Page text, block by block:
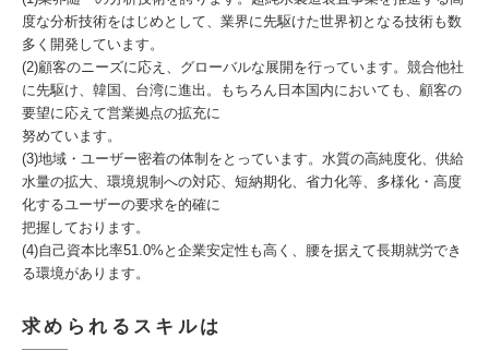
度な分析技術をはじめとして、業界に先駆けた世界初となる技術も数
多く開発しています。
(2)顧客のニーズに応え、グローバルな展開を行っています。競合他社
に先駆け、韓国、台湾に進出。もちろん日本国内においても、顧客の
要望に応えて営業拠点の拡充に
努めています。
(3)地域・ユーザー密着の体制をとっています。水質の高純度化、供給
水量の拡大、環境規制への対応、短納期化、省力化等、多様化・高度
化するユーザーの要求を的確に
把握しております。
(4)自己資本比率51.0%と企業安定性も高く、腰を据えて長期就労でき
る環境があります。
求められるスキルは